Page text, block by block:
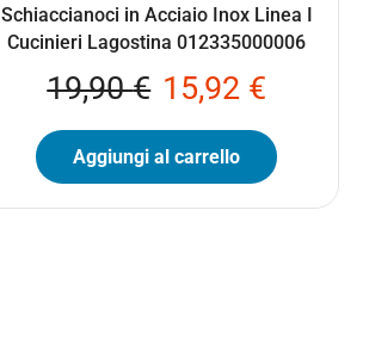
Schiaccianoci in Acciaio Inox Linea I
Cucinieri Lagostina 012335000006
19,90€ 15,92 €
Aggiungi al carrello